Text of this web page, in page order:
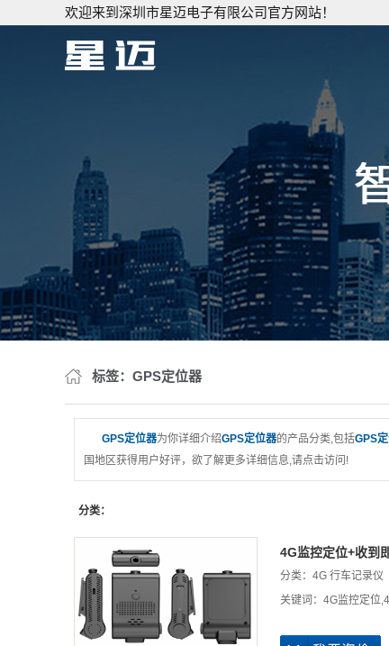
欢迎来到深圳市星迈电子有限公司官方网站！
标签：GPS定位器
GPS定位器为你详细介绍GPS定位器的产品分类,包括GPS
国地区获得用户好评，欲了解更多详细信息,请点击访问!
分类：
4G监控定位+收到
分类： 4G 行车记录仪
关键词： 4G监控定位,